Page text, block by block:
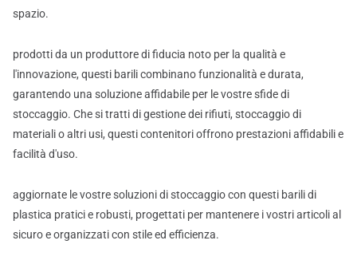
spazio.
prodotti da un produttore di fiducia noto per la qualità e
l'innovazione, questi barili combinano funzionalità e durata,
garantendo una soluzione affidabile per le vostre sfide di
stoccaggio. Che si tratti di gestione dei rifiuti, stoccaggio di
materiali o altri usi, questi contenitori offrono prestazioni affidabili e
facilità d'uso.
aggiornate le vostre soluzioni di stoccaggio con questi barili di
plastica pratici e robusti, progettati per mantenere i vostri articoli al
sicuro e organizzati con stile ed efficienza.